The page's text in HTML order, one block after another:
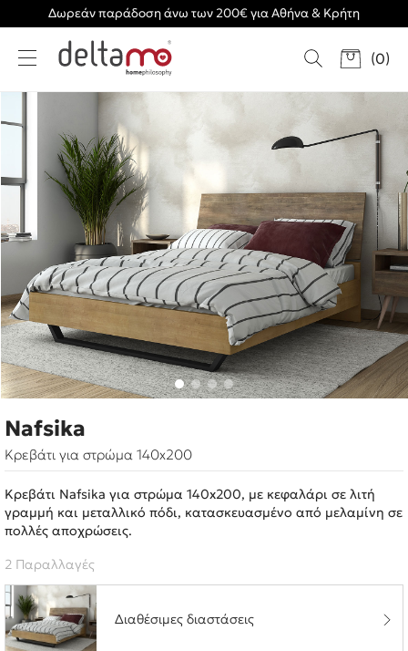
Δωρεάν παράδοση άνω των 200€ για Αθήνα & Κρήτη
(0)
Nafsika
Κρεβάτι για στρώμα 140x200
Κρεβάτι Nafsika για στρώμα 140x200, με κεφαλάρι σε λιτή
γραμμή και μεταλλικό πόδι, κατασκευασμένο από μελαμίνη σε
πολλές αποχρώσεις.
2 Παραλλαγές
Διαθέσιμες διαστάσεις